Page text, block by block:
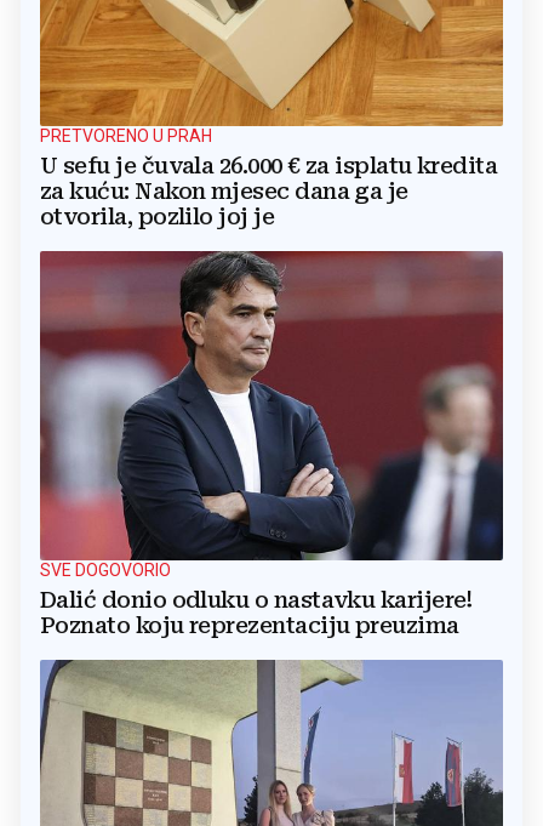
PRETVORENO U PRAH
U sefu je čuvala 26.000 € za isplatu kredita
za kuću: Nakon mjesec dana ga je
otvorila, pozlilo joj je
SVE DOGOVORIO
Dalić donio odluku o nastavku karijere!
Poznato koju reprezentaciju preuzima